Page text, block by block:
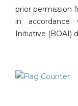
prior permission
in
Initiative (BOAI)